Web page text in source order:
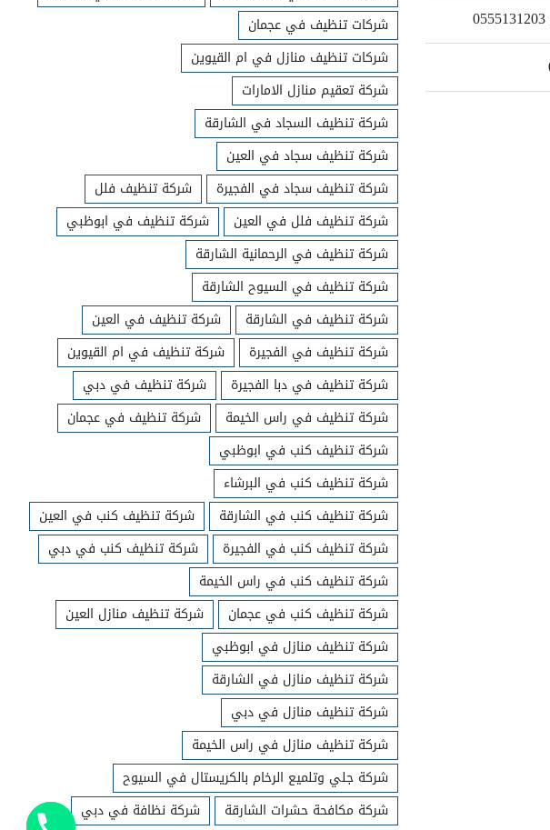
شركات تنظيف في عجمان
شركات تنظيف منازل في ام القيوين
شركة تعقيم منازل الامارات
شركة تنظيف السجاد في الشارقة
شركة تنظيف سجاد في العين
شركة تنظيف سجاد في الفجيرة
شركة تنظيف فلل
شركة تنظيف فلل في العين
شركة تنظيف في ابوظبي
شركة تنظيف في الرحمانية الشارقة
شركة تنظيف في السيوح الشارقة
شركة تنظيف في الشارقة
شركة تنظيف في العين
شركة تنظيف في الفجيرة
شركة تنظيف في ام القيوين
شركة تنظيف في دبا الفجيرة
شركة تنظيف في دبي
شركة تنظيف في راس الخيمة
شركة تنظيف في عجمان
شركة تنظيف كنب في ابوظبي
شركة تنظيف كنب في البرشاء
شركة تنظيف كنب في الشارقة
شركة تنظيف كنب في العين
شركة تنظيف كنب في الفجيرة
شركة تنظيف كنب في دبي
شركة تنظيف كنب في راس الخيمة
شركة تنظيف كنب في عجمان
شركة تنظيف منازل العين
شركة تنظيف منازل في ابوظبي
شركة تنظيف منازل في الشارقة
شركة تنظيف منازل في دبي
شركة تنظيف منازل في راس الخيمة
شركة جلي وتلميع الرخام بالكريستال في السيوح
شركة مكافحة حشرات الشارقة
شركة نظافة في دبي